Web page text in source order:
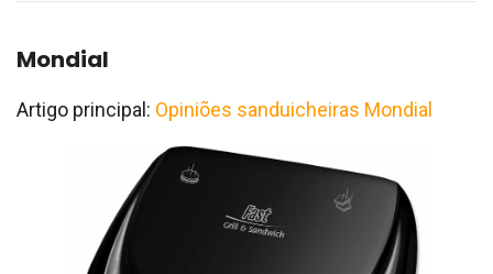
Mondial
Artigo principal: Opiniões sanduicheiras Mondial